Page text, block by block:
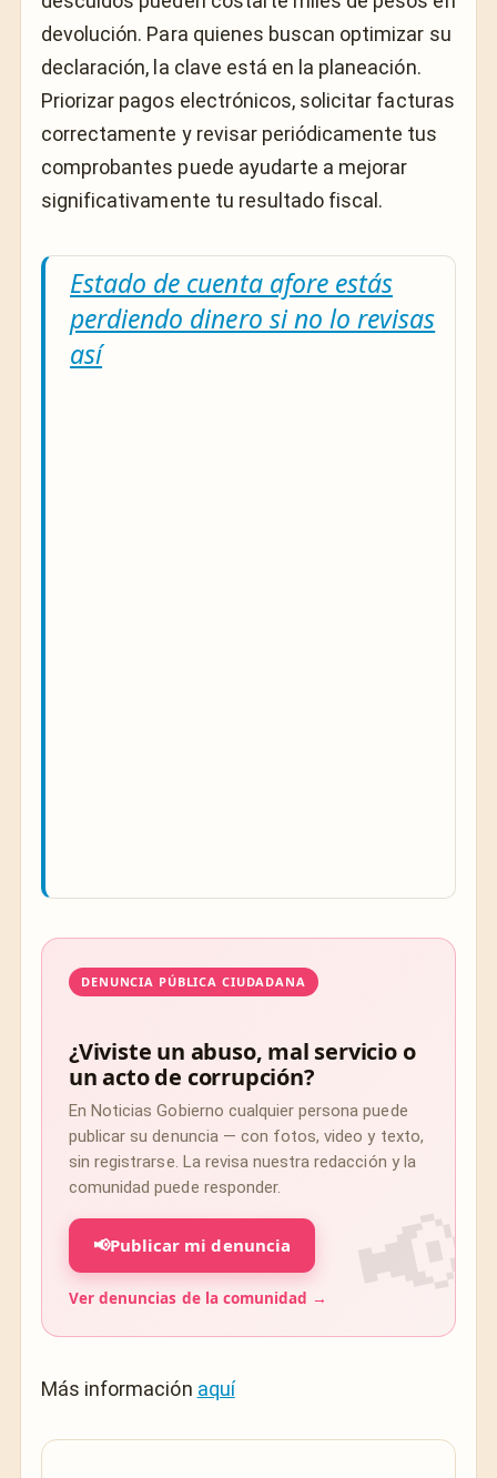
devolución. Para quienes buscan optimizar su
declaración, la clave está en la planeación.
Priorizar pagos electrónicos, solicitar facturas
correctamente y revisar periódicamente tus
comprobantes puede ayudarte a mejorar
significativamente tu resultado fiscal.
Estado de cuenta afore estás
perdiendo dinero si no lo revisas
así
DENUNCIA PÚBLICA CIUDADANA
¿Viviste un abuso, mal servicio o
un acto de corrupción?
En Noticias Gobierno cualquier persona puede
publicar su denuncia — con fotos, video y texto,
sin registrarse. La revisa nuestra redacción y la
comunidad puede responder.
📢Publicar mi denuncia
Ver denuncias de la comunidad →
Más información aquí